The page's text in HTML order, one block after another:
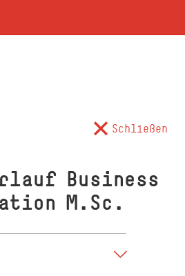
Schließen
Busi­ness
M.Sc.